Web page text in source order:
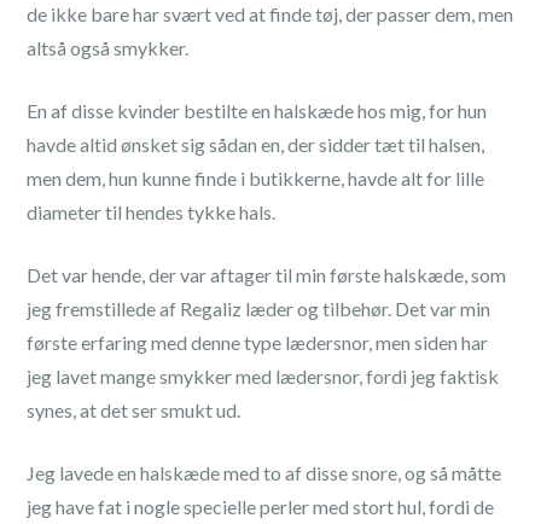
de ikke bare har svært ved at finde tøj, der passer dem, men
altså også smykker.
En af disse kvinder bestilte en halskæde hos mig, for hun
havde altid ønsket sig sådan en, der sidder tæt til halsen,
men dem, hun kunne finde i butikkerne, havde alt for lille
diameter til hendes tykke hals.
Det var hende, der var aftager til min første halskæde, som
jeg fremstillede af Regaliz læder og tilbehør. Det var min
første erfaring med denne type lædersnor, men siden har
jeg lavet mange smykker med lædersnor, fordi jeg faktisk
synes, at det ser smukt ud.
Jeg lavede en halskæde med to af disse snore, og så måtte
jeg have fat i nogle specielle perler med stort hul, fordi de